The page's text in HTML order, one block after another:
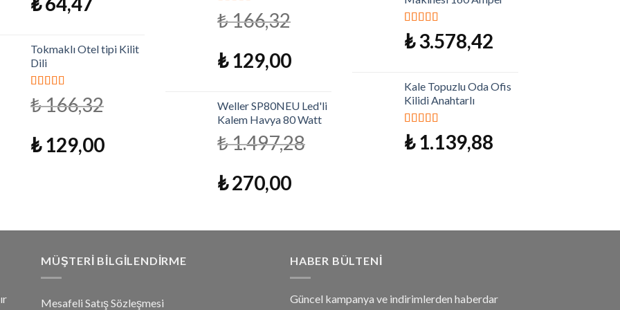
Tokmaklı Otel tipi Kilit
Dili
5 üzerinden
4.79oy aldı
₺166,32
₺129,00
5 üzerinden
4.79oy aldı
₺166,32
₺129,00
Weller SP80NEU Led'li
Kalem Havya 80 Watt
₺1.497,28
₺270,00
5 üzerinden
5.00oy aldı
₺3.578,42
Kale Topuzlu Oda Ofis
Kilidi Anahtarlı
5 üzerinden
5.00oy aldı
₺1.139,88
MÜŞTERI BILGILENDIRME
Mesafeli Satış Sözleşmesi
HABER BÜLTENI
Güncel kampanya ve indirimlerden haberdar